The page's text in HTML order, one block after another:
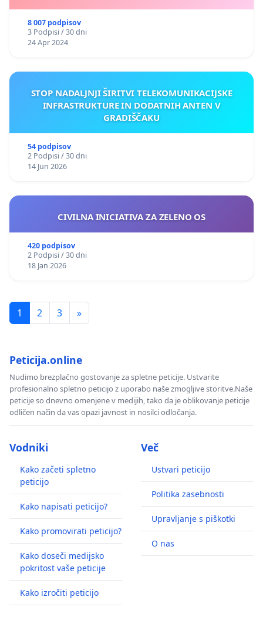
8 007 podpisov
3 Podpisi / 30 dni
24 Apr 2024
STOP NADALJNJI ŠIRITVI TELEKOMUNIKACIJSKE
INFRASTRUKTURE IN DODATNIH ANTEN V
GRADIŠČAKU
54 podpisov
2 Podpisi / 30 dni
14 Jun 2026
CIVILNA INICIATIVA ZA ZELENO OS
420 podpisov
2 Podpisi / 30 dni
18 Jan 2026
1 2 3 »
Peticija.online
Nudimo brezplačno gostovanje za spletne peticije. Ustvarite
profesionalno spletno peticijo z uporabo naše zmogljive storitve.Naše
peticije so dnevno omenjene v medijih, tako da je oblikovanje peticije
odličen način da vas opazi javnost in nosilci odločanja.
Vodniki
Kako začeti spletno
peticijo
Kako napisati peticijo?
Kako promovirati peticijo?
Kako doseči medijsko
pokritost vaše peticije
Kako izročiti peticijo
Več
Ustvari peticijo
Politika zasebnosti
Upravljanje s piškotki
O nas